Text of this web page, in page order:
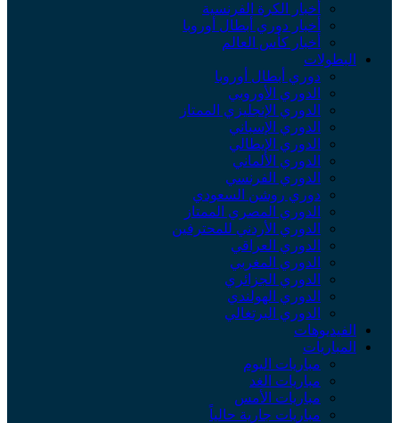
أخبار الكرة الفرنسية
أخبار دوري أبطال أوروبا
أخبار كأس العالم
دوري أبطال أوروبا
الدوري الأوروبي
الدوري الإنجليزي الممتاز
الدوري الإسباني
الدوري الإيطالي
الدوري الألماني
الدوري الفرنسي
دوري روشن السعودي
الدوري المصري الممتاز
الدوري الأردني للمحترفين
الدوري العراقي
الدوري المغربي
الدوري الجزائري
الدوري الهولندي
الدوري البرتغالي
مباريات اليوم
مباريات الغد
مباريات الأمس
مباريات جارية حالياً